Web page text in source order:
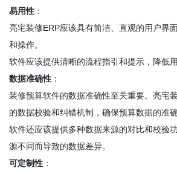
易用性 ：
亮宅装修ERP应该具有简洁、直观的用户界
和操作。
软件应该提供清晰的流程指引和提示，降低
数据准确性 ：
装修预算软件的数据准确性至关重要。亮宅
的数据校验和纠错机制，确保预算数据的准
软件还应该提供多种数据来源的对比和校验
源不同而导致的数据差异。
可定制性 ：